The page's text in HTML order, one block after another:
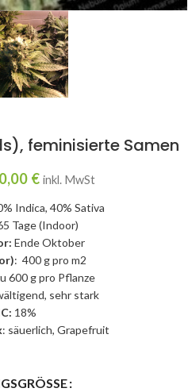
feminisierte Samen
€ inkl. MwSt
Indica, 40% Sativa
Tage (Indoor)
Ende Oktober
: 400 g pro m2
600 g pro Pflanze
sehr stark
18%
: säuerlich, Grapefruit